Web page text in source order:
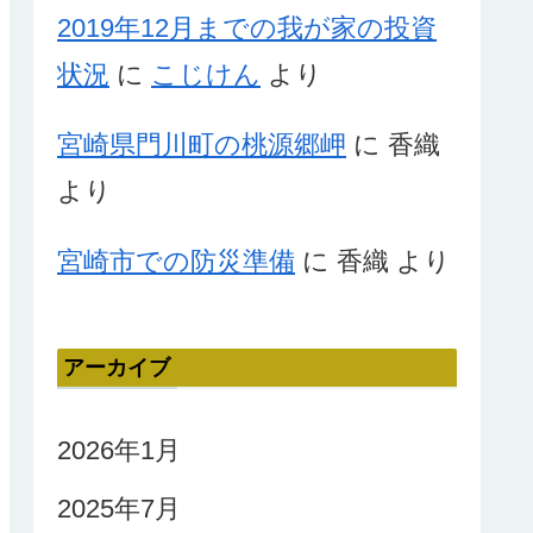
2019年12月までの我が家の投資
状況 に こじけん より
宮崎県門川町の桃源郷岬 に 香織
より
宮崎市での防災準備 に 香織 より
アーカイブ
2026年1月
2025年7月